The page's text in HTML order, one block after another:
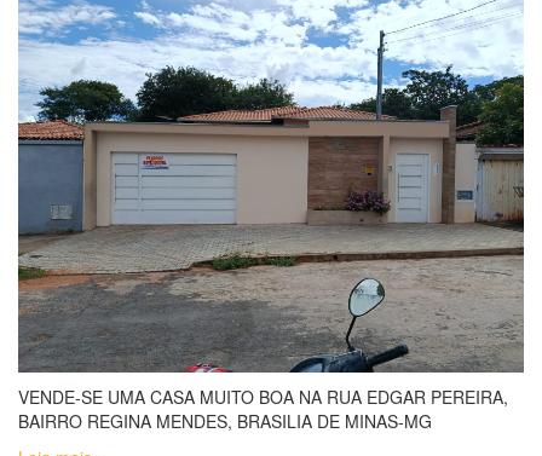
VENDE-SE UMA CASA MUITO BOA NA RUA EDGAR PEREIRA,
BAIRRO REGINA MENDES, BRASILIA DE MINAS-MG